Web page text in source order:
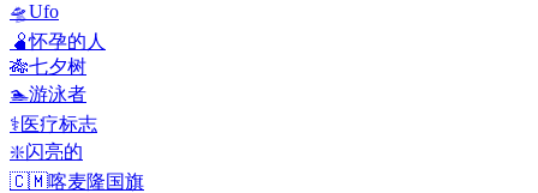
🛸Ufo
🫄怀孕的人
🎋七夕树
🏊游泳者
⚕️医疗标志
❇️闪亮的
🇨🇲喀麦隆国旗